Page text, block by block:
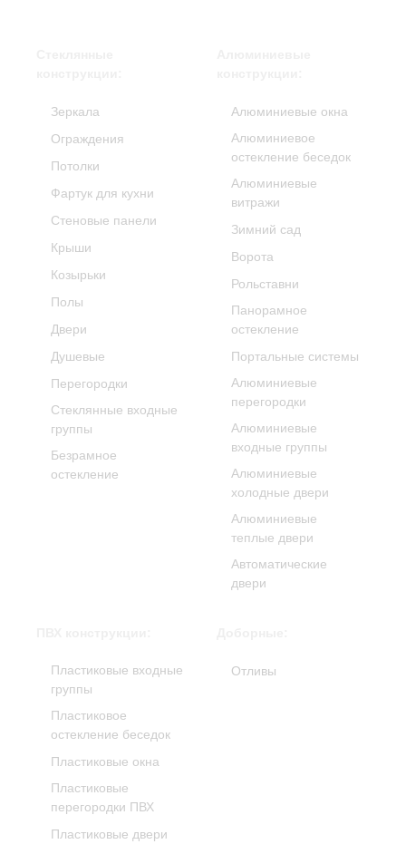
Зеркала
Ограждения
Потолки
Фартук для кухни
Стеновые панели
Крыши
Козырьки
Полы
Двери
Душевые
Перегородки
Стеклянные входные
группы
Безрамное
остекление
Алюминиевые окна
Алюминиевое
остекление беседок
Алюминиевые
витражи
Зимний сад
Ворота
Рольставни
Панорамное
остекление
Портальные системы
Алюминиевые
перегородки
Алюминиевые
входные группы
Алюминиевые
холодные двери
Алюминиевые
теплые двери
Автоматические
двери
Пластиковые входные
группы
Пластиковое
остекление беседок
Пластиковые окна
Пластиковые
перегородки ПВХ
Пластиковые двери
Отливы